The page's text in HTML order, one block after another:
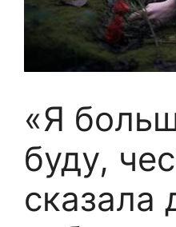
«Я
буду,
сказала